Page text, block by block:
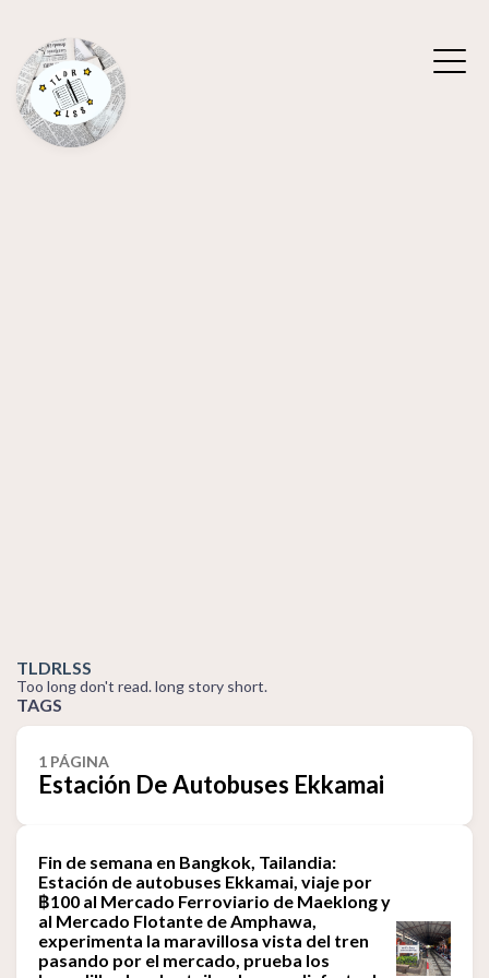
TLDRLSS
Too long don't read. long story short.
TAGS
1 PÁGINA
Estación De Autobuses Ekkamai
Fin de semana en Bangkok, Tailandia:
Estación de autobuses Ekkamai, viaje por
฿100 al Mercado Ferroviario de Maeklong y
al Mercado Flotante de Amphawa,
experimenta la maravillosa vista del tren
pasando por el mercado, prueba los